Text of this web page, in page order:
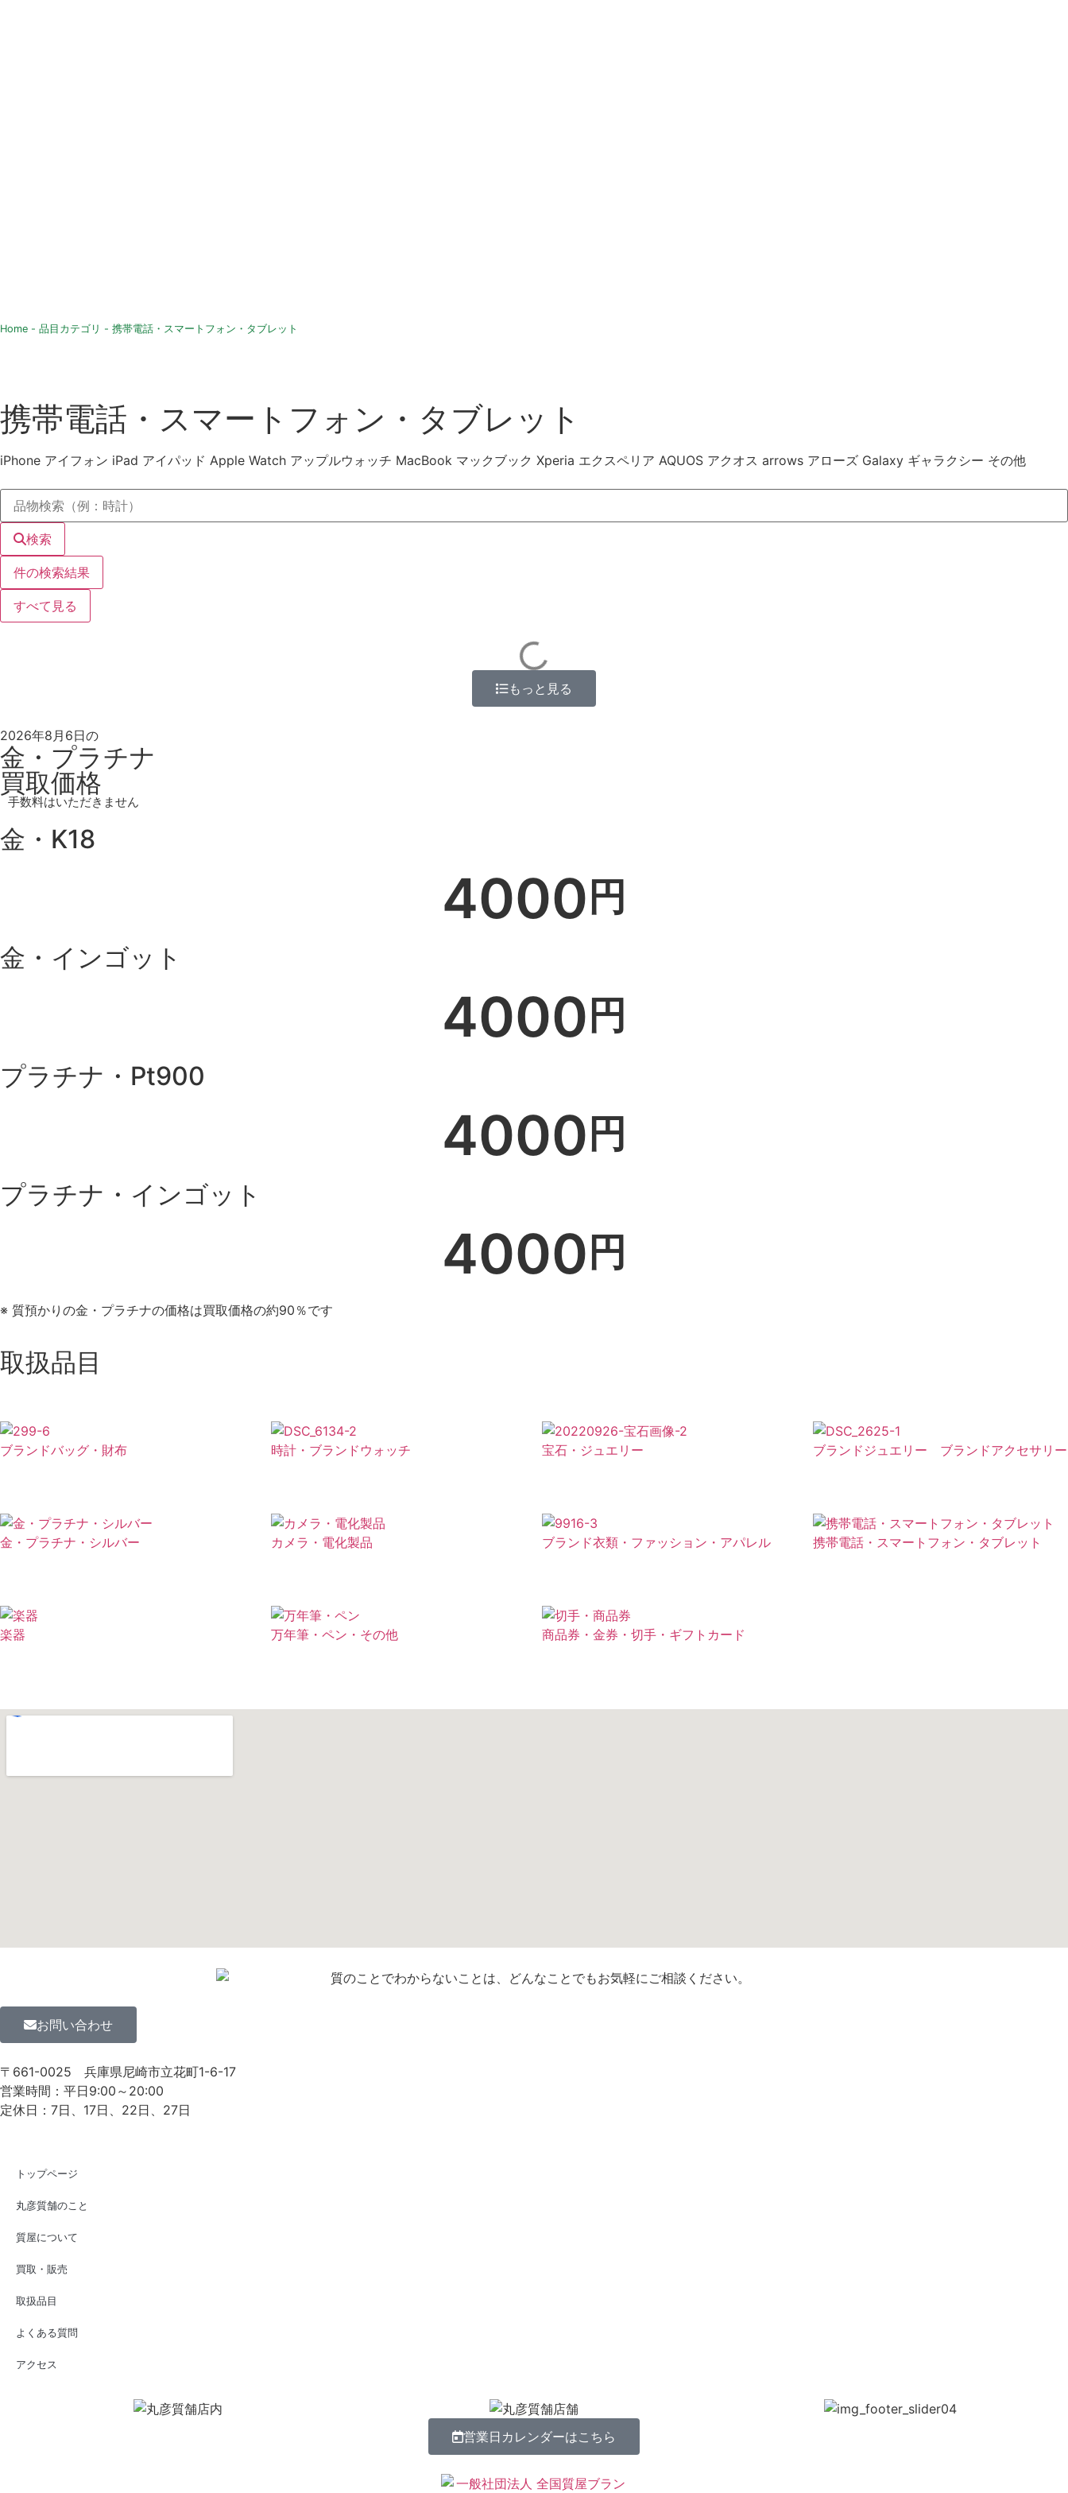
Home - 品目カテゴリ - 携帯電話・スマートフォン・タブレット
携帯電話・スマートフォン・タブレット
iPhone アイフォン iPad アイパッド Apple Watch アップルウォッチ MacBook マックブック Xperia エクスペリア AQUOS アクオス arrows アローズ Galaxy ギャラクシー その他
検索
件の検索結果
すべて見る
もっと見る
2026年8月6日の
金・プラチナ
買取価格
手数料はいただきません
金・K18
4000 円
金・インゴット
4000 円
プラチナ・Pt900
4000 円
プラチナ・インゴット
4000 円
※ 質預かりの金・プラチナの価格は買取価格の約90％です
取扱品目
ブランドバッグ・財布 時計・ブランドウォッチ 宝石・ジュエリー ブランドジュエリー ブランドアクセサリー
金・プラチナ・シルバー カメラ・電化製品 ブランド衣類・ファッション・アパレル 携帯電話・スマートフォン・タブレット
楽器 万年筆・ペン・その他 商品券・金券・切手・ギフトカード
お問い合わせ
〒661-0025 兵庫県尼崎市立花町1-6-17
営業時間：平日9:00～20:00
定休日：7日、17日、22日、27日
トップページ
丸彦質舗のこと
質屋について
買取・販売
取扱品目
よくある質問
アクセス
営業日カレンダーはこちら